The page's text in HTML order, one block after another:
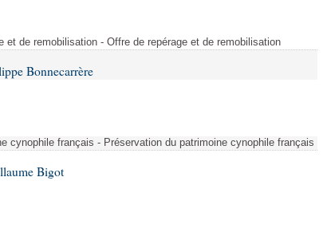
et de remobilisation - Offre de repérage et de remobilisation
Bonnecarrère
cynophile français - Préservation du patrimoine cynophile français
Bigot